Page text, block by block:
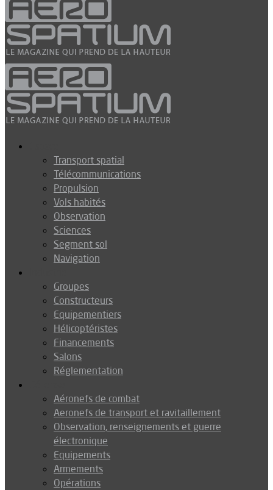
Transport spatial
Télécommunications
Propulsion
Vols habités
Observation
Sciences
Segment sol
Navigation
Groupes
Constructeurs
Equipementiers
Hélicoptéristes
Financements
Salons
Réglementation
Aéronefs de combat
Aeronefs de transport et ravitaillement
Observation, renseignements et guerre
électronique
Equipements
Armements
Opérations